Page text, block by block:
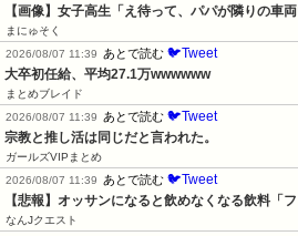
【画像】女子高生「え待って、パパが隣りの車両
まにゅそく
2026/08/07 11:39
あとで読む 🐦Tweet
大卒初任給、平均27.1万wwwwww
まとめブレイド
2026/08/07 11:39
あとで読む 🐦Tweet
宗教と推し活は同じだと言われた。
ガールズVIPまとめ
2026/08/07 11:39
あとで読む 🐦Tweet
【悲報】オッサンになると飲めなくなる飲料「
なんJクエスト